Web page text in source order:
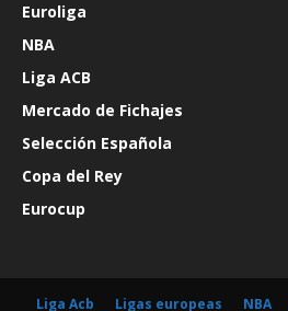
Euroliga
NBA
Liga ACB
Mercado de Fichajes
Selección Española
Copa del Rey
Eurocup
Liga Acb Ligas europeas NBA